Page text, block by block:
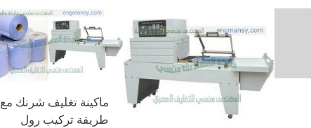
ماكينة تغليف شرنك مع
طريقة تركيب رول